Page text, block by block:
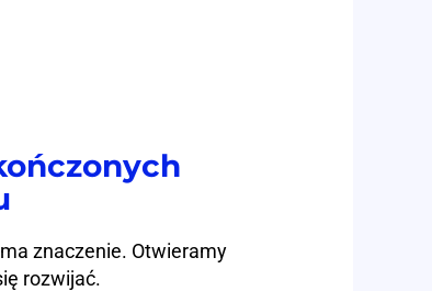
znaczenie. Otwieramy
rozwijać.